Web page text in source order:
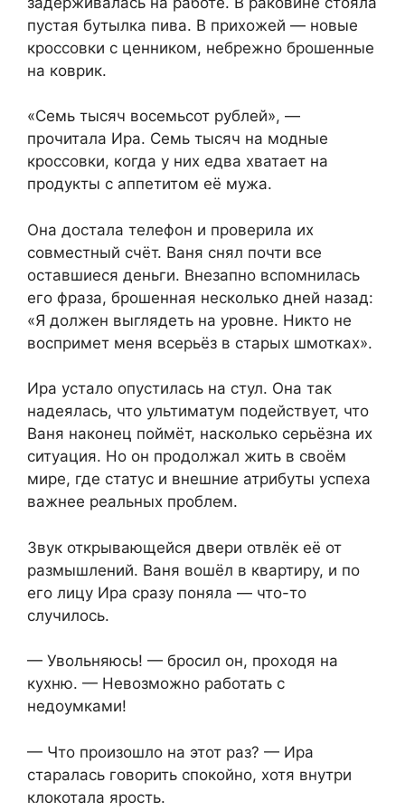
пустая бутылка пива. В прихожей — новые
кроссовки с ценником, небрежно брошенные
на коврик.
«Семь тысяч восемьсот рублей», —
прочитала Ира. Семь тысяч на модные
кроссовки, когда у них едва хватает на
продукты с аппетитом её мужа.
Она достала телефон и проверила их
совместный счёт. Ваня снял почти все
оставшиеся деньги. Внезапно вспомнилась
его фраза, брошенная несколько дней назад:
«Я должен выглядеть на уровне. Никто не
воспримет меня всерьёз в старых шмотках».
Ира устало опустилась на стул. Она так
надеялась, что ультиматум подействует, что
Ваня наконец поймёт, насколько серьёзна их
ситуация. Но он продолжал жить в своём
мире, где статус и внешние атрибуты успеха
важнее реальных проблем.
Звук открывающейся двери отвлёк её от
размышлений. Ваня вошёл в квартиру, и по
его лицу Ира сразу поняла — что-то
случилось.
— Увольняюсь! — бросил он, проходя на
кухню. — Невозможно работать с
недоумками!
— Что произошло на этот раз? — Ира
старалась говорить спокойно, хотя внутри
клокотала ярость.